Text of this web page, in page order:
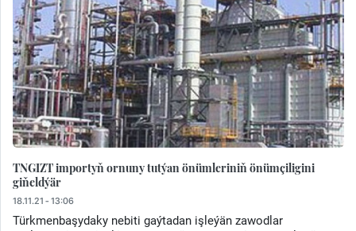
TNGIZT importyň ornuny tutýan önümleriniň önümçiligini
giňeldýär
18.11.21 - 13:06
Türkmenbaşydaky nebiti gaýtadan işleýän zawodlar